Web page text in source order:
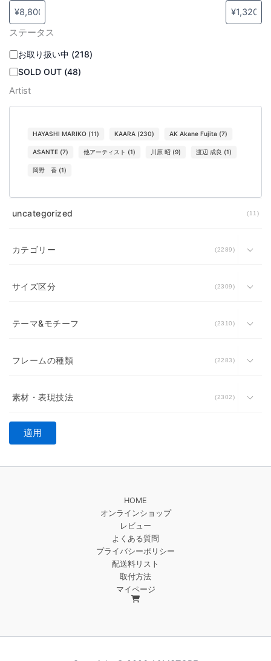
ステータス
お取り扱い中 (218)
SOLD OUT (48)
Artist
HAYASHI MARIKO (11) KAARA (230) AK Akane Fujita (7)
ASANTE (7) 他アーティスト (1) 川原 昭 (9) 渡辺 成良 (1)
岡野 香 (1)
uncategorized 11
カテゴリー 2289
サイズ区分 2309
テーマ&モチーフ 2310
フレームの種類 2283
素材・表現技法 2302
適用
HOME
オンラインショップ
レビュー
よくある質問
プライバシーポリシー
配送料リスト
取付方法
マイページ